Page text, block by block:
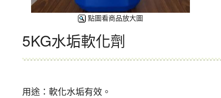
點圖看商品放大圖
5KG水垢軟化劑
用途：軟化水垢有效。